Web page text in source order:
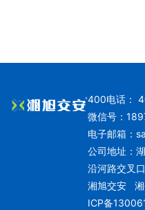
400电话：
微信号：
电子邮箱：
公司地址：
沿河路交叉
湘旭交安
ICP备